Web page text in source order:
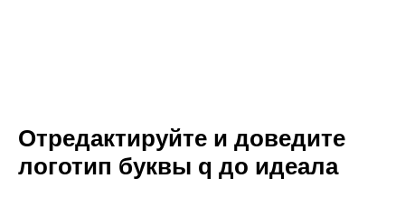
Отредактируйте и доведите
логотип буквы q до идеала